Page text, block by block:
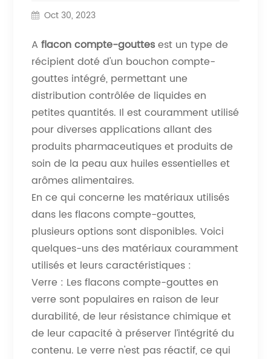
Oct 30, 2023
Aflacon compte-gouttesest un type de
récipient doté d'un bouchon compte-
gouttes intégré, permettant une
distribution contrôlée de liquides en
petites quantités. Il est couramment utilisé
pour diverses applications allant des
produits pharmaceutiques et produits de
soin de la peau aux huiles essentielles et
arômes alimentaires.
En ce qui concerne les matériaux utilisés
dans les flacons compte-gouttes,
plusieurs options sont disponibles. Voici
quelques-uns des matériaux couramment
utilisés et leurs caractéristiques :
Verre : Les flacons compte-gouttes en
verre sont populaires en raison de leur
durabilité, de leur résistance chimique et
de leur capacité à préserver l’intégrité du
contenu. Le verre n'est pas réactif, ce qui